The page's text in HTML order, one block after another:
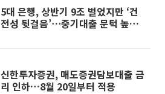
5대 은행, 상반기 9조 벌었지만 ‘건
전성 뒷걸음’⋯중기대출 문턱 높아
신한투자증권, 매도증권담보대출 금
리 인하…8월 20일부터 적용